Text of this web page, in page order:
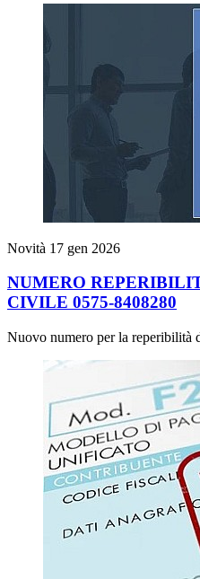
Novità 17 gen 2026
NUMERO
CIVILE 0575-8408280
Nuovo numero per la reperibilità